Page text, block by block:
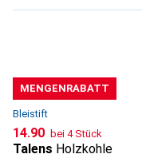
MENGENRABATT
Bleistift
CHF
14.90 bei 4 Stück
Talens Holzkohle